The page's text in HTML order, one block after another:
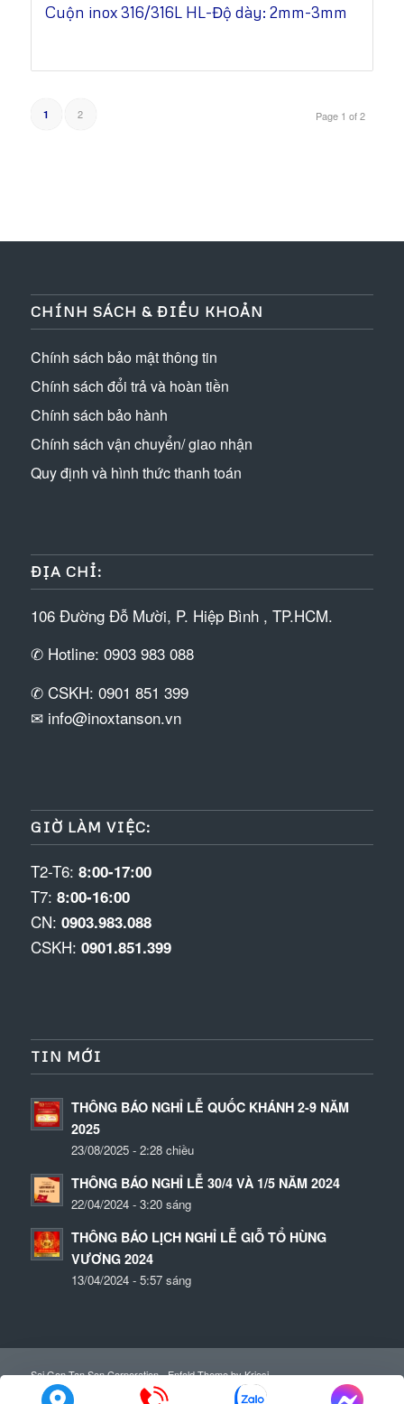
Cuộn inox 316/316L HL-Độ dày: 2mm-3mm
Page 1 of 2
1 2
CHÍNH SÁCH & ĐIỀU KHOẢN
Chính sách bảo mật thông tin
Chính sách đổi trả và hoàn tiền
Chính sách bảo hành
Chính sách vận chuyển/ giao nhận
Quy định và hình thức thanh toán
ĐỊA CHỈ:
106 Đường Đỗ Mười, P. Hiệp Bình , TP.HCM.
✆ Hotline: 0903 983 088
✆ CSKH: 0901 851 399
✉ info@inoxtanson.vn
GIỜ LÀM VIỆC:
T2-T6: 8:00-17:00
T7: 8:00-16:00
CN: 0903.983.088
CSKH: 0901.851.399
TIN MỚI
THÔNG BÁO NGHỈ LỄ QUỐC KHÁNH 2-9 NĂM
2025
23/08/2025 - 2:28 chiều
THÔNG BÁO NGHỈ LỄ 30/4 VÀ 1/5 NĂM 2024
22/04/2024 - 3:20 sáng
THÔNG BÁO LỊCH NGHỈ LỄ GIỖ TỔ HÙNG
VƯƠNG 2024
13/04/2024 - 5:57 sáng
Sai Gon Tan Son Corporation -Enfold Theme by Kriesi